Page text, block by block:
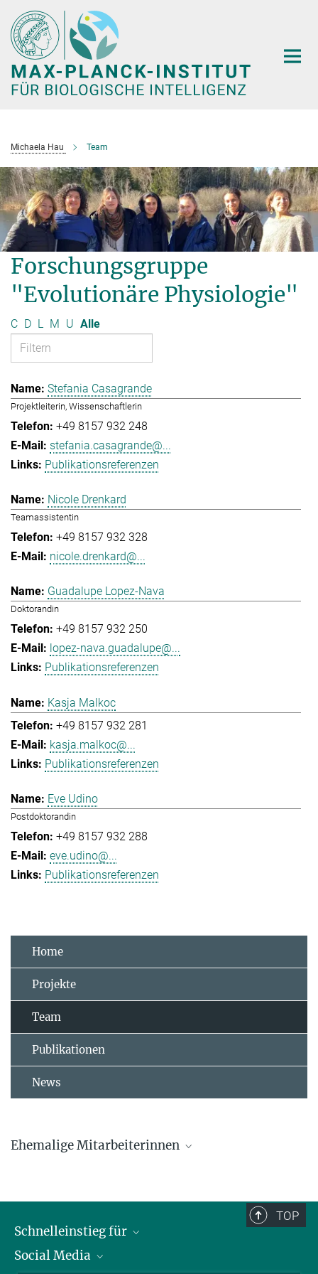
Hauptinhalt
Michaela Hau Team
Forschungsgruppe
"Evolutionäre Physiologie"
C D L M U Alle
Stefania Casagrande
Projektleiterin, Wissenschaftlerin
+49 8157 932 248
stefania.casagrande@...
Publikationsreferenzen
Nicole Drenkard
Teamassistentin
+49 8157 932 328
nicole.drenkard@...
Guadalupe Lopez-Nava
Doktorandin
+49 8157 932 250
lopez-nava.guadalupe@...
Publikationsreferenzen
Kasja Malkoc
+49 8157 932 281
kasja.malkoc@...
Publikationsreferenzen
Eve Udino
Postdoktorandin
+49 8157 932 288
eve.udino@...
Publikationsreferenzen
Home
Projekte
Team
Publikationen
News
Ehemalige Mitarbeiterinnen
Caroline Deimel
TOP
Schnelleinstieg für
Journalist*innen
Social Media